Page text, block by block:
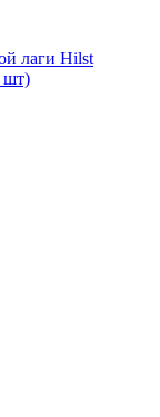
лаги Hilst
шт)